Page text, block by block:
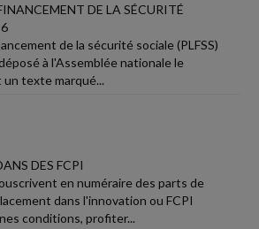
DE LA SÉCURITÉ
de la sécurité sociale (PLFSS)
à l'Assemblée nationale le
texte marqué...
DES FCPI
en numéraire des parts de
dans l'innovation ou FCPI
conditions, profiter...